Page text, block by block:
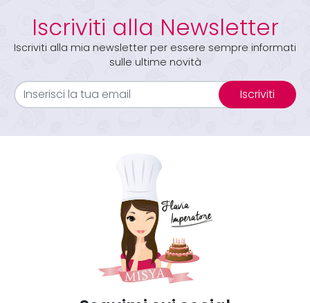
Iscriviti alla Newsletter
Iscriviti alla mia newsletter per essere sempre informati
sulle ultime novità
Iscriviti